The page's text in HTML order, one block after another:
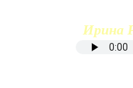
Ирина